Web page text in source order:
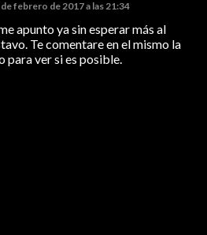
de febrero de 2017 a las 21:34
apunto ya sin esperar más al
Te comentare en el mismo la
para ver si es posible.